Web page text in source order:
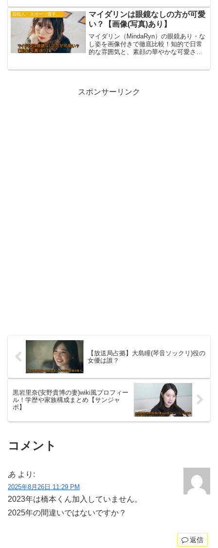
芸能人・スポーツ選手・有名人
マイダリンは眼鏡なしの方が可愛
い？【画像(写真)あり】
マイダリン（MindaRyn）の眼鏡あり・な
し姿を画像付きで徹底比較！知的で日常
的な雰囲気と、素顔の華やかな可愛さ…
スポンサーリンク
【放送局占拠】大島瞳(琴音ソックリ)役の
女優は誰？
黒岩里奈(安野貴博の妻)wiki風プロフィー
ル！学歴や家族構成まとめ【サンジャ
ポ】
コメント
あ より:
2025年8月26日 11:29 PM
2023年は橋本くん加入していません。
2025年の間違いではないですか？
返信